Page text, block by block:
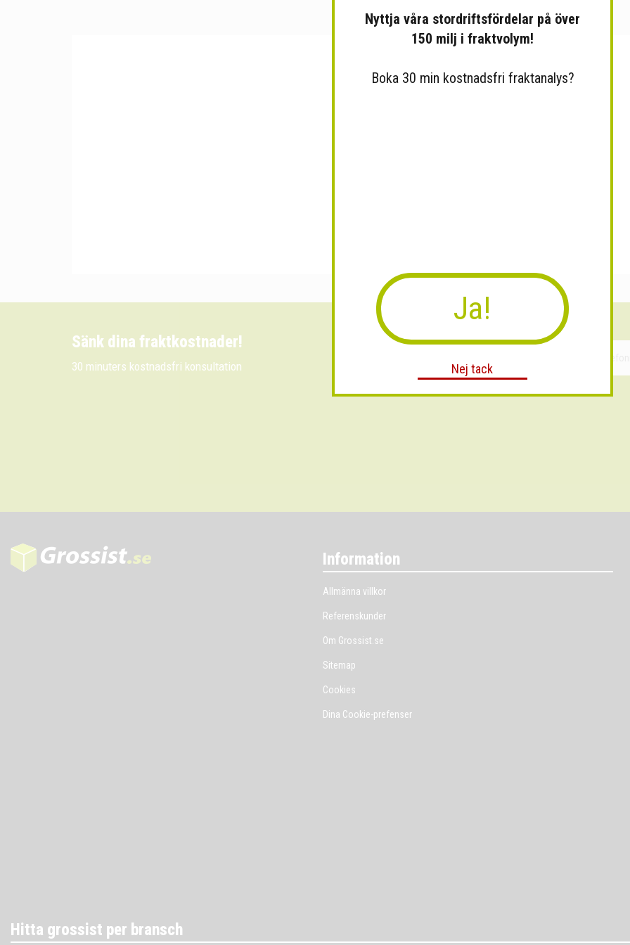
Sänk dina fraktkostnader!
30 minuters kostnadsfri konsultation
Information
Allmänna villkor
Referenskunder
Om Grossist.se
Sitemap
Cookies
Dina Cookie-prefenser
Hitta grossist per bransch
Nyttja våra stordriftsfördelar på över
150 milj i fraktvolym!
Boka 30 min kostnadsfri fraktanalys?
Ja!
Nej tack